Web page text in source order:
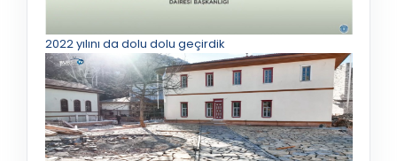
2022 yılını da dolu dolu geçirdik